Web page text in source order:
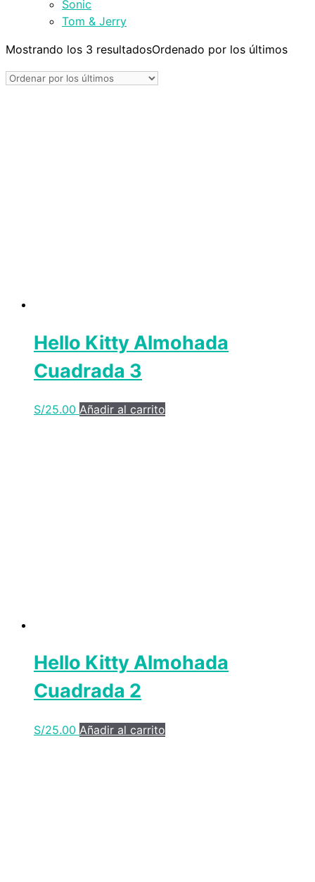
Sonic
Tom & Jerry
Mostrando los 3 resultadosOrdenado por los últimos
Hello Kitty Almohada
Cuadrada 3
S/25.00 Añadir al carrito
Hello Kitty Almohada
Cuadrada 2
S/25.00 Añadir al carrito